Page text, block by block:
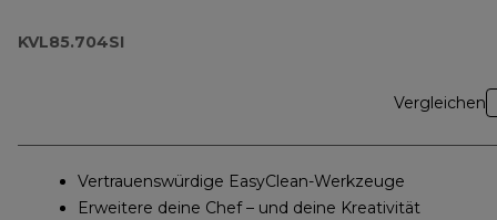
KVL85.704SI
Vergleichen
Vertrauenswürdige EasyClean-Werkzeuge
Erweitere deine Chef – und deine Kreativität